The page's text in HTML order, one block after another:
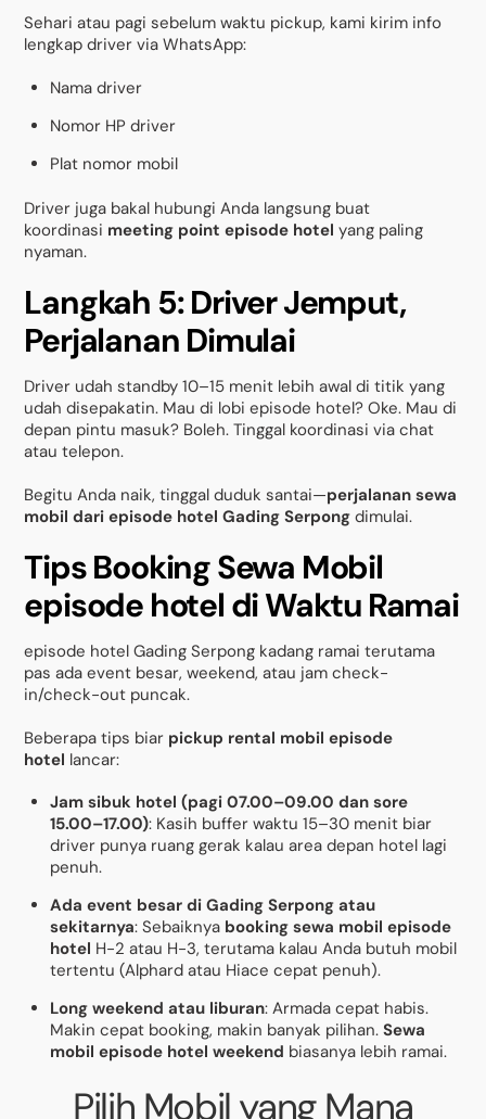
Sehari atau pagi sebelum waktu pickup, kami kirim info
lengkap driver via WhatsApp:
Nama driver
Nomor HP driver
Plat nomor mobil
Driver juga bakal hubungi Anda langsung buat
koordinasi meeting point episode hotel yang paling
nyaman.
Langkah 5: Driver Jemput,
Perjalanan Dimulai
Driver udah standby 10–15 menit lebih awal di titik yang
udah disepakatin. Mau di lobi episode hotel? Oke. Mau di
depan pintu masuk? Boleh. Tinggal koordinasi via chat
atau telepon.
Begitu Anda naik, tinggal duduk santai—perjalanan sewa
mobil dari episode hotel Gading Serpong dimulai.
Tips Booking Sewa Mobil
episode hotel di Waktu Ramai
episode hotel Gading Serpong kadang ramai terutama
pas ada event besar, weekend, atau jam check-
in/check-out puncak.
Beberapa tips biar pickup rental mobil episode
hotel lancar:
Jam sibuk hotel (pagi 07.00–09.00 dan sore
15.00–17.00): Kasih buffer waktu 15–30 menit biar
driver punya ruang gerak kalau area depan hotel lagi
penuh.
Ada event besar di Gading Serpong atau
sekitarnya: Sebaiknya booking sewa mobil episode
hotel H-2 atau H-3, terutama kalau Anda butuh mobil
tertentu (Alphard atau Hiace cepat penuh).
Long weekend atau liburan: Armada cepat habis.
Makin cepat booking, makin banyak pilihan.Sewa
mobil episode hotel weekend biasanya lebih ramai.
Pilih Mobil yang Mana